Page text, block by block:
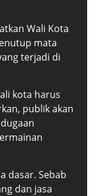
Wali Kota
mata
terjadi di
kota harus
publik akan
dasar. Sebab
dan jasa